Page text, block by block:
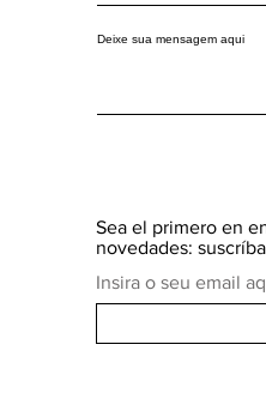
Deixe sua mensagem aqui
Sea el primero en
novedades:
Insira o seu email